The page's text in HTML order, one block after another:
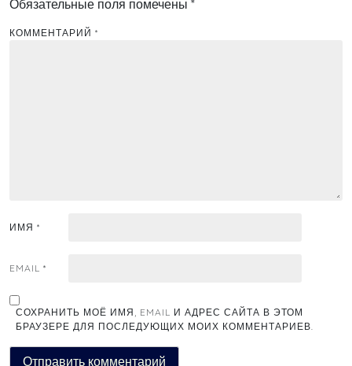
Обязательные поля помечены *
КОММЕНТАРИЙ *
ИМЯ *
EMAIL *
СОХРАНИТЬ МОЁ ИМЯ, EMAIL И АДРЕС САЙТА В ЭТОМ
БРАУЗЕРЕ ДЛЯ ПОСЛЕДУЮЩИХ МОИХ КОММЕНТАРИЕВ.